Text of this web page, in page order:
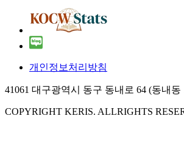
개인정보처리방침
41061 대구광역시 동구 동내로 64 (동내동
COPYRIGHT KERIS. ALLRIGHTS